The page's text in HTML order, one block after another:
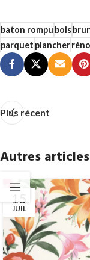
baton rompubois
parquetplancher
Plus récent
Autres articles
15
JUIL